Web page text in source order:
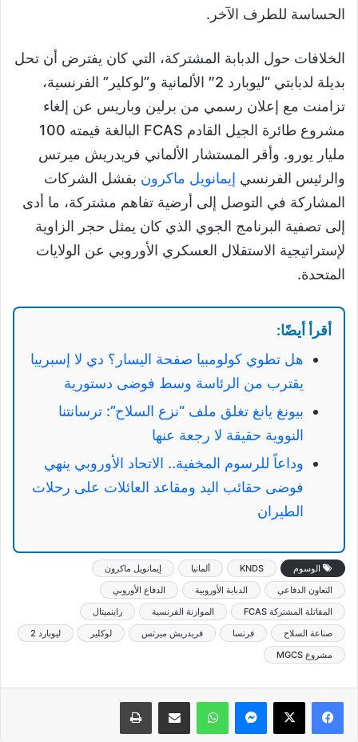
الحساسة للطرف الآخر.
الخلافات حول الدبابة المشتركة، التي كان يفترض أن تحل
بديلة لدبابتي “ليوبارد 2″ الألمانية و”لوكلير” الفرنسية،
تزامنت مع إعلان رسمي من برلين وباريس عن إلغاء
مشروع طائرة الجيل القادم FCAS البالغة قيمته 100
مليار يورو. وأقر المستشار الألماني فريدريش ميرتس
والرئيس الفرنسي إيمانويل ماكرون بفشل الشركات
المشاركة في التوصل إلى أرضية تفاهم مشتركة، ما أدى
إلى تصفية البرنامج الجوي الذي كان يمثل حجر الزاوية
لإستراتيجية الاستقلال العسكري الأوروبي عن الولايات
المتحدة.
أقرأ أيضًا:
هل تطوي كولومبيا صفحة اليسار؟ دي لا إسبرييا
يقترب من الرئاسة وسط فوضى دستورية
بيونغ يانغ تغلق ملف “نزع السلاح”: ترسانتنا
النووية حقيقة لا رجعة عنها
وداعاً للرسوم المخفية.. الاتحاد الأوروبي ينهي
فوضى حقائب اليد ومقاعد العائلات على رحلات
الطيران
الوسوم KNDS ألمانيا
إيمانويل ماكرون
التعاون الدفاعي
الدبابة الأوروبية
الدفاع الأوروبي
المقاتلة المشتركة FCAS
الموازنة الفرنسية
راينميتال
صناعة السلاح
فرنسا فريدريش ميرتس لوكلير
ليوبارد 2
مشروع MGCS
ماسنجر واتساب مشاركة عبر البريد طباعة